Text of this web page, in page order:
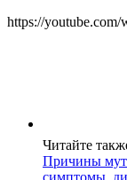
https://
Читайте
Причины
симптомы,